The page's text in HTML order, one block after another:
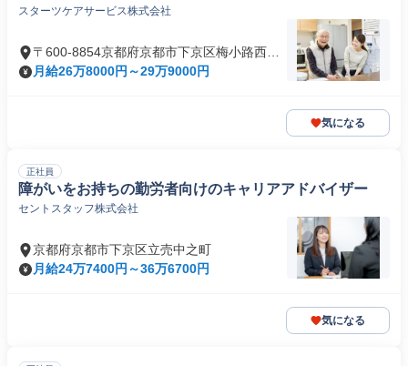
スターツケアサービス株式会社
〒600-8854京都府京都市下京区梅小路西中
町
月給26万8000円～29万9000円
気になる
正社員
障がいをお持ちの勤労者向けのキャリアアドバイザー
セントスタッフ株式会社
京都府京都市下京区立売中之町
月給24万7400円～36万6700円
気になる